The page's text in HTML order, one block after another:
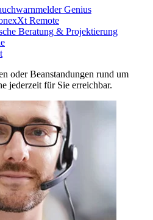
Genius
Remote
Beratung & Projektierung
oder Beanstandungen rund um
jederzeit für Sie erreichbar.